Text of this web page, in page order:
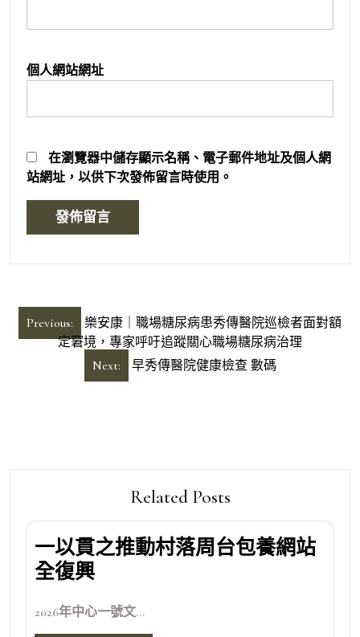
個人網站網址
在瀏覽器中儲存顯示名稱、電子郵件地址及個人網
站網址，以供下次發佈留言時使用。
文
章
Previous:
樂安康｜職場糖尿病患秀傳醫院巡檢者面對額
定窘境，專家呼吁追蹤關心職場糖尿病治理
Next:
早秀傳醫院健康檢查 數碼
Related Posts
一以貫之推動村落周台包養網站
全復興
2026年中心一號文...